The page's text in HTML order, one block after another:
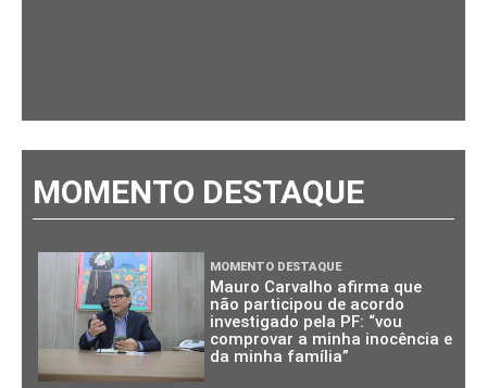
MOMENTO DESTAQUE
MOMENTO DESTAQUE
Mauro Carvalho afirma que
não participou de acordo
investigado pela PF: “vou
comprovar a minha inocência e
da minha família”